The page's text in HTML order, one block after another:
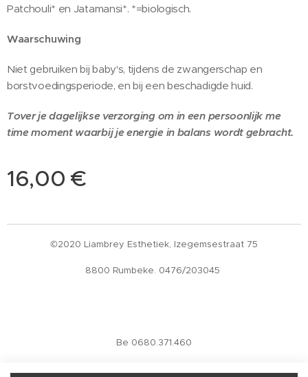
Patchouli* en Jatamansi*. *=biologisch.
Waarschuwing
Niet gebruiken bij baby's, tijdens de zwangerschap en
borstvoedingsperiode, en bij een beschadigde huid.
Tover je dagelijkse verzorging om in een persoonlijk me
time moment waarbij je energie in balans wordt gebracht.
16,00 €
©2020 Liambrey Esthetiek, Izegemsestraat 75
8800 Rumbeke. 0476/203045
Be 0680.371.460